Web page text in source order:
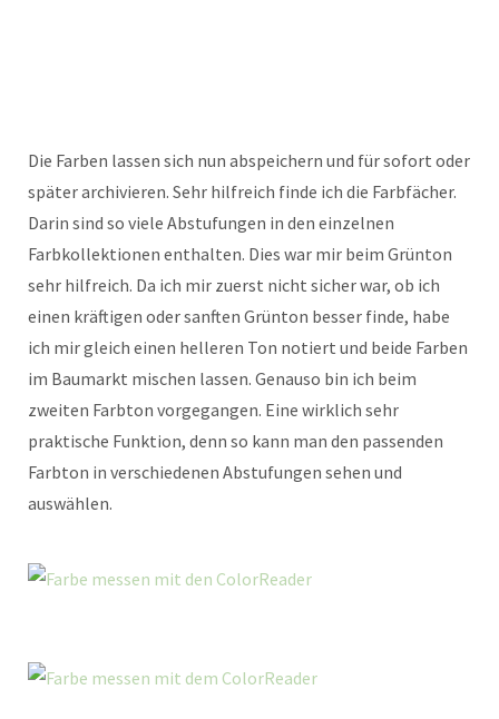
Die Farben lassen sich nun abspeichern und für sofort oder
später archivieren. Sehr hilfreich finde ich die Farbfächer.
Darin sind so viele Abstufungen in den einzelnen
Farbkollektionen enthalten. Dies war mir beim Grünton
sehr hilfreich. Da ich mir zuerst nicht sicher war, ob ich
einen kräftigen oder sanften Grünton besser finde, habe
ich mir gleich einen helleren Ton notiert und beide Farben
im Baumarkt mischen lassen. Genauso bin ich beim
zweiten Farbton vorgegangen. Eine wirklich sehr
praktische Funktion, denn so kann man den passenden
Farbton in verschiedenen Abstufungen sehen und
auswählen.